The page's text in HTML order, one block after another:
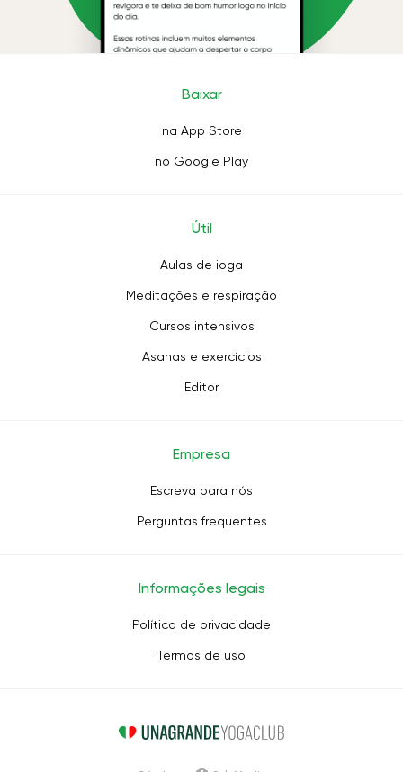
Baixar
na App Store
no Google Play
Útil
Aulas de ioga
Meditações e respiração
Cursos intensivos
Asanas e exercícios
Editor
Empresa
Escreva para nós
Perguntas frequentes
Informações legais
Política de privacidade
Termos de uso